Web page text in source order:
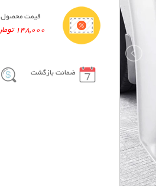
قیمت محصول
148,000 تومان
ضمانت بازگشت